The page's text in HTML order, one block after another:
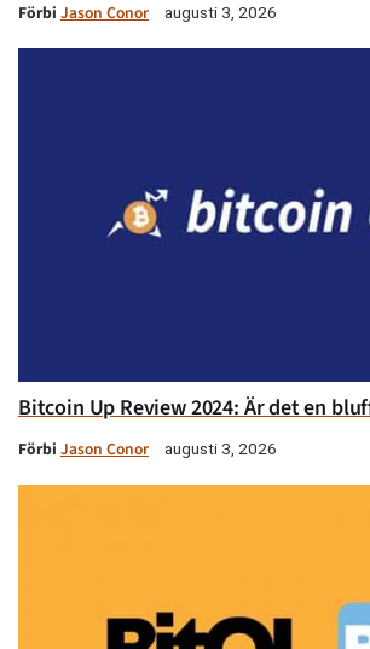
Förbi Jason Conor augusti 3, 2026
Bitcoin Up Review 2024: Är det en
Förbi Jason Conor augusti 3, 2026